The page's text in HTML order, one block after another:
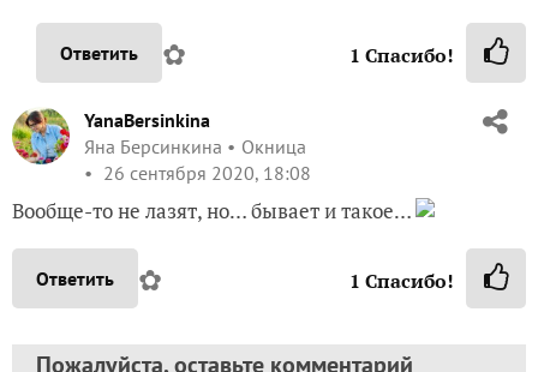
Ответить ✿ 1 Спасибо!
YanaBersinkina
Яна Берсинкина
Окница
26 сентября 2020, 18:08
Вообще-то не лазят, но… бывает и такое…
Ответить ✿ 1 Спасибо!
Пожалуйста, оставьте комментарий